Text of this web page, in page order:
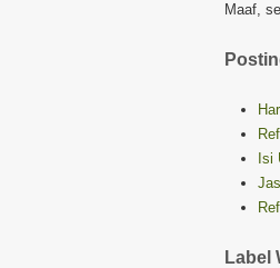
Maaf,
Isi
Label